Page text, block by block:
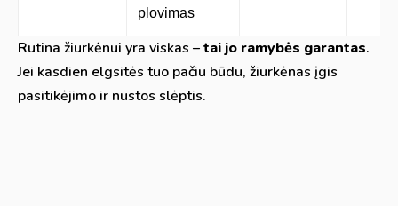
plovimas
Rutina žiurkėnui yra viskas –tai jo ramybės garantas.
Jei kasdien elgsitės tuo pačiu būdu, žiurkėnas įgis
pasitikėjimo ir nustos slėptis.